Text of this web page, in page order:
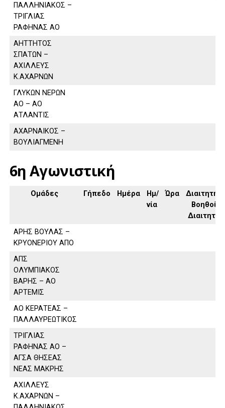
ΠΑΛΛΗΝΙΑΚΟΣ –
ΤΡΙΓΛΙΑΣ
ΡΑΦΗΝΑΣ ΑΟ
ΑΗΤΤΗΤΟΣ
ΣΠΑΤΩΝ –
ΑΧΙΛΛΕΥΣ
Κ.ΑΧΑΡΝΩΝ
ΓΛΥΚΩΝ ΝΕΡΩΝ
ΑΟ – ΑΟ
ΑΤΛΑΝΤΙΣ
ΑΧΑΡΝΑΙΚΟΣ –
ΒΟΥΛΙΑΓΜΕΝΗ
6η Αγωνιστική
Ομάδες Γήπεδο Ημέρα
Ημ/
νία
Ώρα
Διαιτητής,
Βοηθοί
Διαιτητή
ΑΡΗΣ ΒΟΥΛΑΣ –
ΚΡΥΟΝΕΡΙΟΥ ΑΠΟ
ΑΠΣ
ΟΛΥΜΠΙΑΚΟΣ
ΒΑΡΗΣ – ΑΟ
ΑΡΤΕΜΙΣ
ΑΟ ΚΕΡΑΤΕΑΣ –
ΠΑΛΛΑΥΡΕΩΤΙΚΟΣ
ΤΡΙΓΛΙΑΣ
ΡΑΦΗΝΑΣ ΑΟ –
ΑΓΣΑ ΘΗΣΕΑΣ
ΝΕΑΣ ΜΑΚΡΗΣ
ΑΧΙΛΛΕΥΣ
Κ.ΑΧΑΡΝΩΝ –